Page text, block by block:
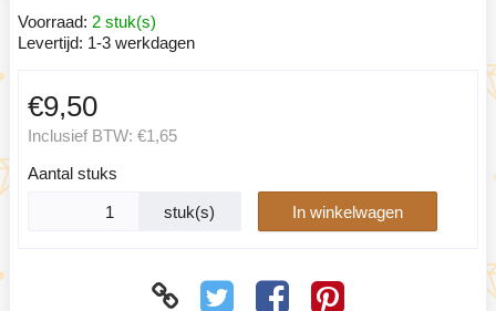
Voorraad: 2 stuk(s)
Levertijd: 1-3 werkdagen
€9,50
Inclusief BTW: €1,65
Aantal stuks
stuk(s) In winkelwagen